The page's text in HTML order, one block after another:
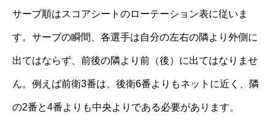
サーブ順はスコアシートのローテーション表に従いま
す。サーブの瞬間、各選手は自分の左右の隣より外側に
出てはならず、前後の隣より前（後）に出てはなりませ
ん。例えば前衛3番は、後衛6番よりもネットに近く、隣
の2番と4番よりも中央よりである必要があります。